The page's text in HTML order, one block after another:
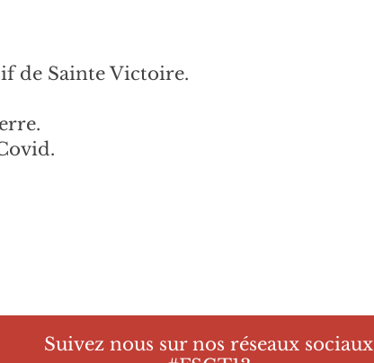
de Sainte Victoire.
Suivez nous sur nos réseaux sociaux